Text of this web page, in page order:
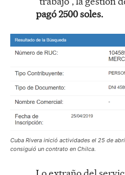
pagó 2500 soles.
Cuba Rivera inició actividades el 25 de
consiguió un contrato en Chilca.